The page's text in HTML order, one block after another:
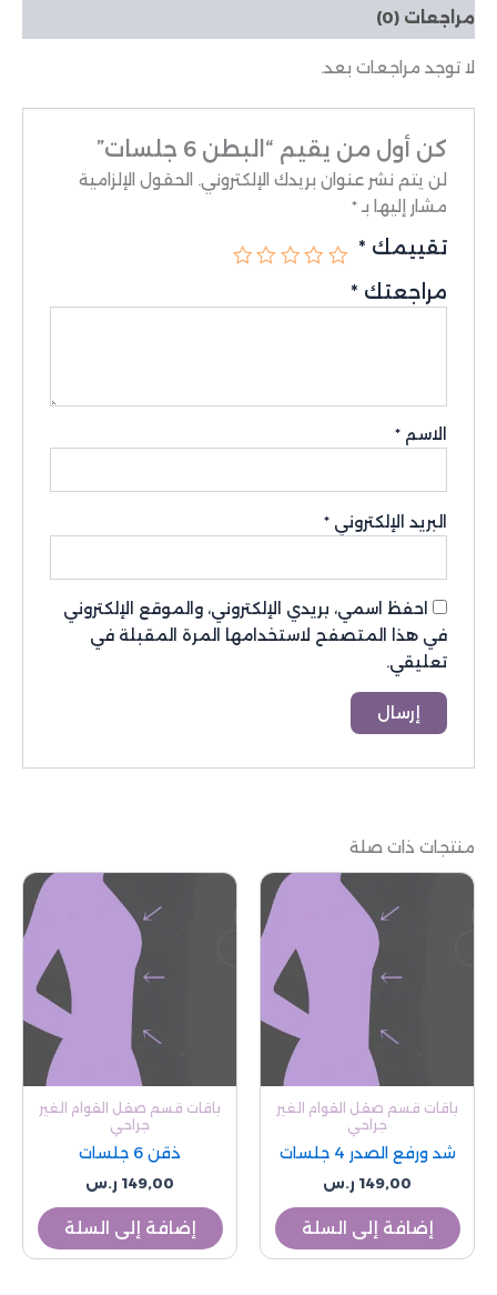
مراجعات (0)
لا توجد مراجعات بعد.
كن أول من يقيم “البطن 6 جلسات”
لن يتم نشر عنوان بريدك الإلكتروني. الحقول الإلزامية
مشار إليها بـ*
تقييمك *
مراجعتك *
الاسم*
البريد الإلكتروني*
احفظ اسمي، بريدي الإلكتروني، والموقع الإلكتروني
في هذا المتصفح لاستخدامها المرة المقبلة في
تعليقي.
منتجات ذات صلة
باقات قسم صقل القوام الغير
جراحي
شد ورفع الصدر 4 جلسات
149,00 ر.س
إضافة إلى السلة
باقات قسم صقل القوام الغير
جراحي
ذقن 6 جلسات
149,00 ر.س
إضافة إلى السلة